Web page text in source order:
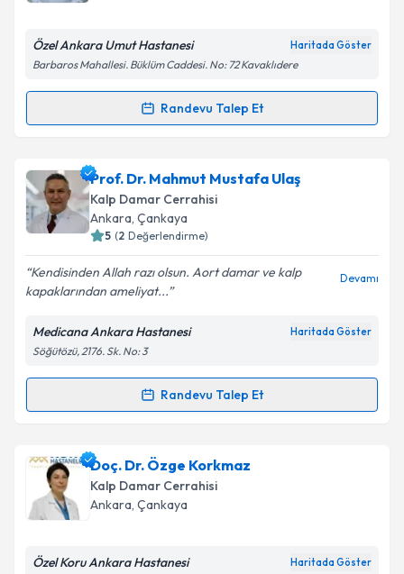
Kişisel verilerimin işlenmesine ilişkin
Metni'ni okudum ve kişisel verilerimin belirtilen
Takvim Talebini Gönder
Özel Ankara Umut Hastanesi Haritada Göster
Barbaros Mahallesi. Büklüm Caddesi. No: 72 Kavaklıdere
Randevu Talep Et
Randevu Takvimi Talebi
Prof. Dr. Ümit Özyurdaiçin randevu takvimi talebi
oluşturun. Size bu uzmandan randevu almanız için bir
takvim hazırlandığında e-posta ile bilgilendireceğiz.
Kişisel verilerimin işlenmesine ilişkin
Aydınlatma
Metni'ni okudum ve kişisel verilerimin belirtilen
kapsamda işlenmesini kabul ediyorum.
Prof. Dr. Mahmut Mustafa Ulaş
Kalp Damar Cerrahisi
Ankara, Çankaya
5 (2 Değerlendirme)
Kendisinden Allah razı olsun. Aort damar ve kalp
kapaklarından ameliyat...
Devamı
Medicana Ankara Hastanesi Haritada Göster
Söğütözü, 2176. Sk. No: 3
Randevu Talep Et
Randevu Takvimi Talebi
Prof. Dr. Mahmut Mustafa Ulaş
talebi oluşturun. Size bu uzmandan randevu almanız
için bir takvim hazırlandığında e-posta ile
bilgilendireceğiz.
Doç. Dr. Özge Korkmaz
Kalp Damar Cerrahisi
Ankara, Çankaya
Özel Koru Ankara Hastanesi Haritada Göster